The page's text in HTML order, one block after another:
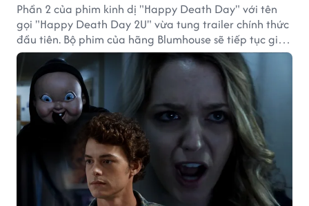
Phần 2 của phim kinh dị "Happy Death Day" với tên
gọi "Happy Death Day 2U" vừa tung trailer chính thức
đầu tiên. Bộ phim của hãng Blumhouse sẽ tiếp tục gieo
rắc nỗi sợ hãi vào ngày Valentine 2019.